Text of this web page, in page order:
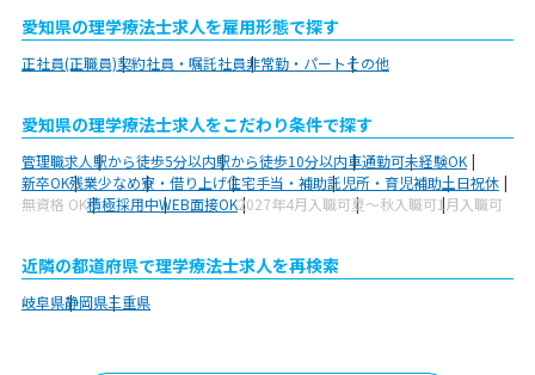
愛知県の理学療法士求人を雇用形態で探す
正社員(正職員)契約社員・嘱託社員非常勤・パートその他
愛知県の理学療法士求人をこだわり条件で探す
管理職求人駅から徒歩5分以内駅から徒歩10分以内車通勤可未経験OK
新卒OK残業少なめ寮・借り上げ住宅手当・補助託児所・育児補助土日祝休
無資格 OK積極採用中WEB面接OK2027年4月入職可夏～秋入職可1月入職可
近隣の都道府県で理学療法士求人を再検索
岐阜県静岡県三重県